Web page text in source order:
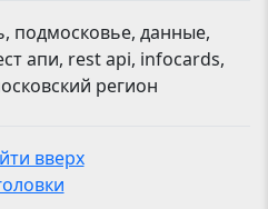
подмосковье, данные,
апи, rest api, infocards,
регион
вверх